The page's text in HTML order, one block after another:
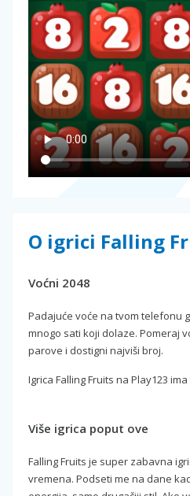
O igrici Falling
Voćni 2048
Padajuće voće na tvom telefonu
mnogo sati koji dolaze. Pomeraj
parove i dostigni najviši broj.
Igrica Falling Fruits na Play123
Više igrica poput ove
Falling Fruits je super zabavna
vremena. Podseti me na dane